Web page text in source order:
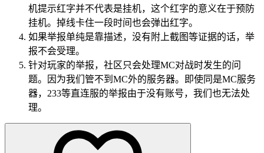
机提示红字并不代表是挂机，这个红字的意义在于预防
挂机。掉线卡住一段时间也会弹出红字。
如果举报单纯是靠描述，没有附上截图等证据的话，举
报不会受理。
针对玩家的举报，社区只会处理MC对战时发生的问
题。因为我们管不到MC外的服务器。即使同是MC服务
器，233等直连服的举报由于没有账号，我们也无法处
理。